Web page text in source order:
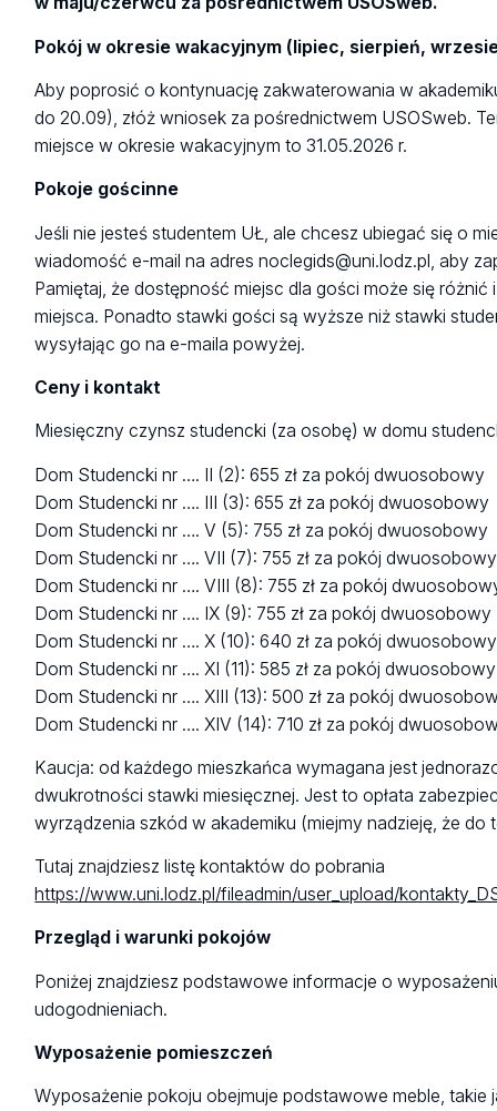
Pokój w okresie wakacyjnym (lipiec, sierpień,
Aby poprosić o kontynuację zakwaterowania w
do 20.09), złóż wniosek za pośrednictwem USOSweb.
miejsce w okresie wakacyjnym to 31.05.2026 r.
Pokoje gościnne
Jeśli nie jesteś studentem UŁ, ale chcesz ubiegać się o
wiadomość e-mail na adres noclegids@uni.lodz.pl, aby
Pamiętaj, że dostępność miejsc dla gości może się
miejsca. Ponadto stawki gości są wyższe niż stawki
wysyłając go na e-maila powyżej.
Ceny i kontakt
Miesięczny czynsz studencki (za osobę) w domu
Dom Studencki nr …. II (2): 655 zł za pokój dwuosobowy
Dom Studencki nr …. III (3): 655 zł za pokój dwuosobowy
Dom Studencki nr …. V (5): 755 zł za pokój dwuosobowy
Dom Studencki nr …. VII (7): 755 zł za pokój
Dom Studencki nr …. VIII (8): 755 zł za pokój
Dom Studencki nr …. IX (9): 755 zł za pokój dwuosobowy
Dom Studencki nr …. X (10): 640 zł za pokój dwuosobowy
Dom Studencki nr …. XI (11): 585 zł za pokój dwuosobowy
Dom Studencki nr …. XIII (13): 500 zł za pokój
Dom Studencki nr …. XIV (14): 710 zł za pokój
Kaucja: od każdego mieszkańca wymagana jest
dwukrotności stawki miesięcznej. Jest to opłata
wyrządzenia szkód w akademiku (miejmy nadzieję, że do
Tutaj znajdziesz listę kontaktów do pobrania
https://www.uni.lodz.pl/fileadmin/user_upload/
Przegląd i warunki pokojów
Poniżej znajdziesz podstawowe informacje o
udogodnieniach.
Wyposażenie pomieszczeń
Wyposażenie pokoju obejmuje podstawowe meble, takie